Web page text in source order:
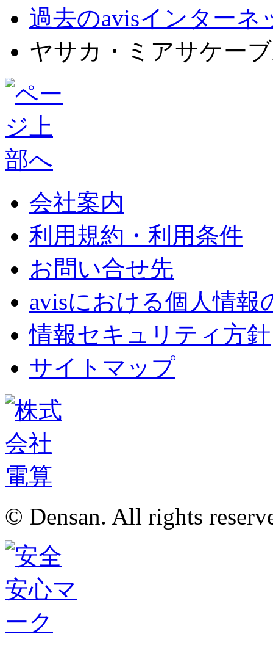
過去のavisインターネ
ヤサカ・ミアサケー
会社案内
利用規約・利用条件
お問い合せ先
avisにおける個人情
情報セキュリティ方針
サイトマップ
© Densan. All rights